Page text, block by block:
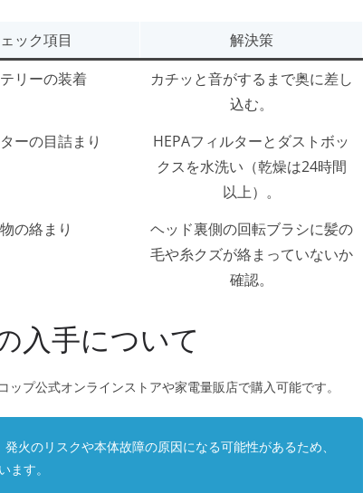
ック項目
解決策
リーの装着
カチッと音がするまで奥に差し
込む。
ーの目詰まり
HEPAフィルターとダストボッ
クスを水洗い（乾燥は24時間
以上）。
の絡まり
ヘッド裏側の回転ブラシに髪の
毛や糸クズが絡まっていないか
確認。
入手について
プ公式オンラインストアや家電量販店で購入可能です。
火のリスクや本体故障の原因になる可能性があるため、
ます。